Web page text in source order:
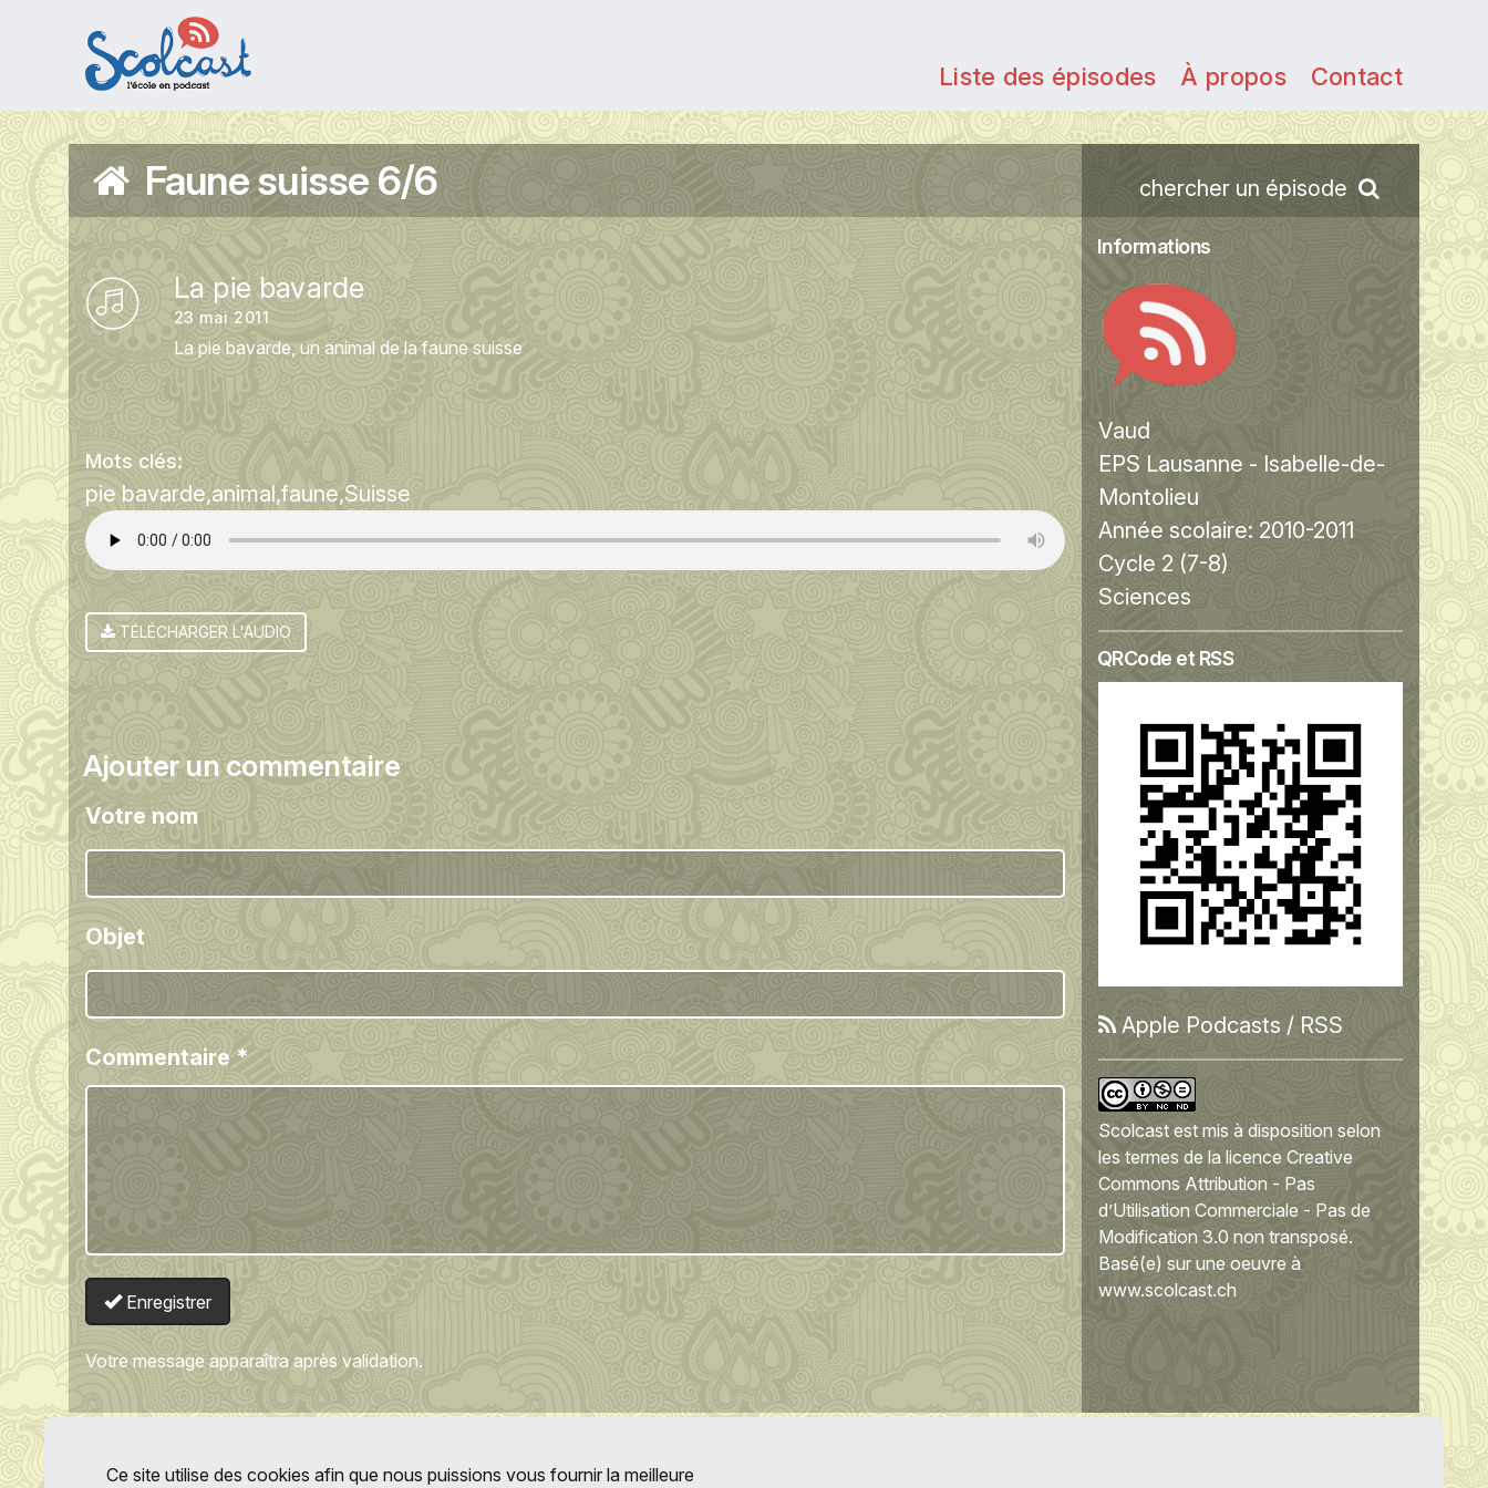
Aller au contenu principal
Liste des épisodes À propos Contact
Faune suisse 6/6 chercher un épisode
La pie bavarde
23 mai 2011
La pie bavarde, un animal de la faune suisse
Mots clés:
pie bavarde animal faune Suisse
TÉLÉCHARGER L'AUDIO
Ajouter un commentaire
Votre nom
Objet
Commentaire *
Enregistrer
Votre message apparaîtra après validation.
Informations
Vaud
EPS Lausanne - Isabelle-de-
Montolieu
Année scolaire: 2010-2011
Cycle 2 (7-8)
Sciences
QRCode et RSS
Apple Podcasts / RSS
Scolcast est mis à disposition selon
les termes de la licence Creative
Commons Attribution - Pas
d’Utilisation Commerciale - Pas de
Modification 3.0 non transposé.
Basé(e) sur une oeuvre à
www.scolcast.ch
Ce site utilise des cookies afin que nous puissions vous fournir la meilleure